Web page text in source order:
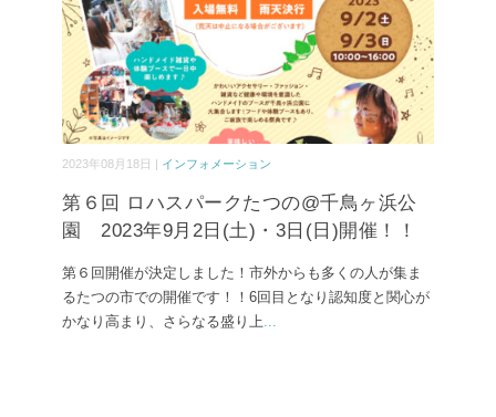
2023年08月18日 | インフォメーション
第６回 ロハスパークたつの@千鳥ヶ浜公
園 2023年9月2日(土)・3日(日)開催！！
第６回開催が決定しました！市外からも多くの人が集ま
るたつの市での開催です！！6回目となり認知度と関心が
かなり高まり、さらなる盛り上...